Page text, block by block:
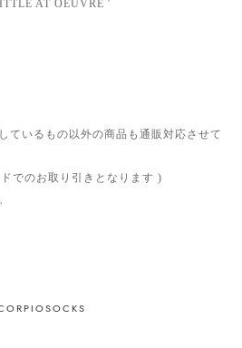
AT OEUVRE '
ているもの以外の商品も通販対応させて
でのお取り引きとなります )